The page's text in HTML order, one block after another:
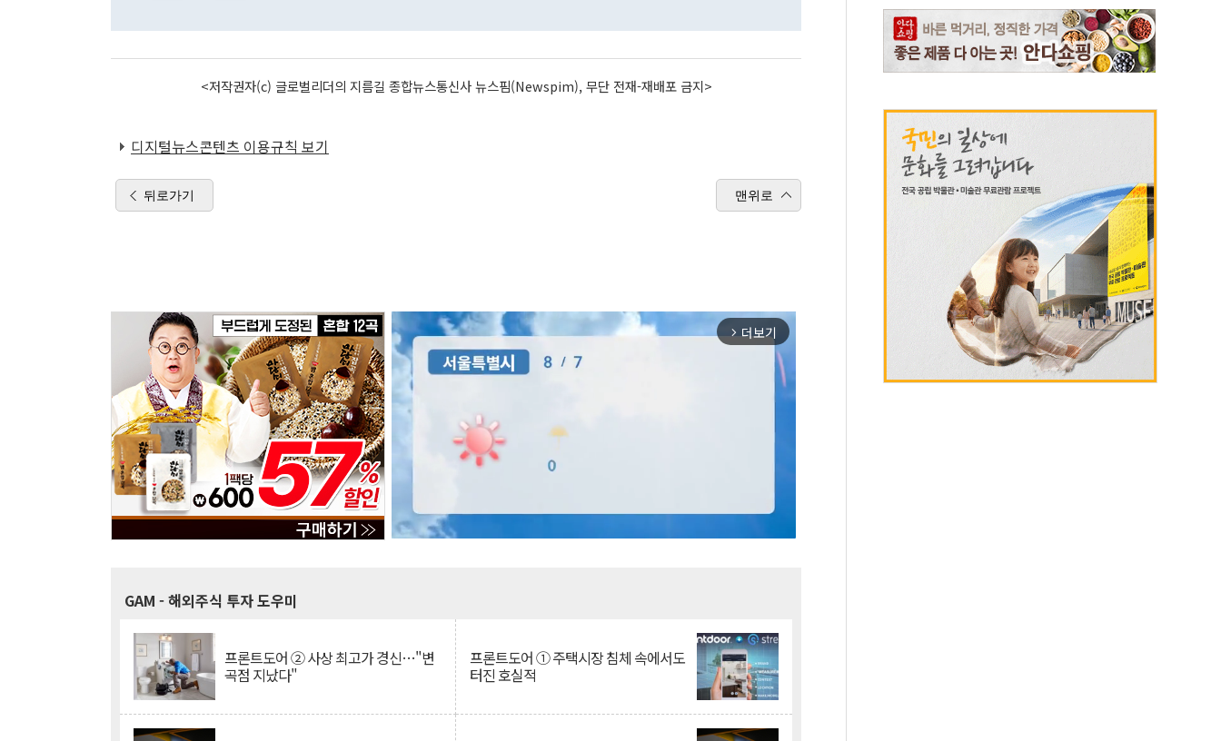
<저작권자(c) 글로벌리더의 지름길 종합뉴스통신사 뉴스핌(Newspim), 무단 전재-재배포 금지>
디지털뉴스콘텐츠 이용규칙 보기
뒤로가기 맨위로
arrow_forward_ios 더보기
GAM - 해외주식 투자 도우미
프론트도어 ② 사상 최고가 경신…"변
곡점 지났다"
프론트도어 ① 주택시장 침체 속에서도
터진 호실적